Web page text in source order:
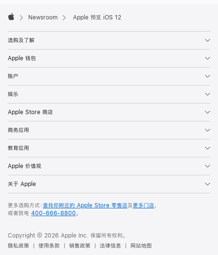
Footer

Newsroom Apple 预览 iOS 12
选购及了解
Apple 钱包
账户
娱乐
Apple Store 商店
商务应用
教育应用
Apple 价值观
关于 Apple
更多选购方式：查找你附近的 Apple Store 零售店及更多门店，
或者致电 400-666-8800。
Copyright © 2026 Apple Inc. 保留所有权利。
隐私政策
使用条款 销售政策 法律信息 网站地图